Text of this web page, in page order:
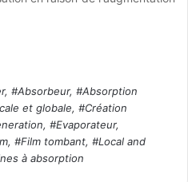
, #Absorbeur, #Absorption
et globale, #Création
, #Evaporateur,
, #Film tombant, #Local and
à absorption